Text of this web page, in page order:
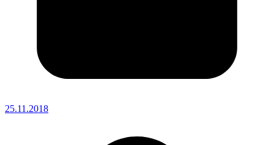
25.11.2018